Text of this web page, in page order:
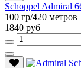
Schoppel Admiral
100 гр/420 метров
1840 руб